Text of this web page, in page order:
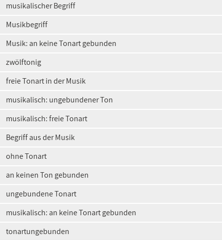
musikalischer Begriff
Musikbegriff
Musik: an keine Tonart gebunden
zwölftonig
freie Tonart in der Musik
musikalisch: ungebundener Ton
musikalisch: freie Tonart
Begriff aus der Musik
ohne Tonart
an keinen Ton gebunden
ungebundene Tonart
musikalisch: an keine Tonart gebunden
tonartungebunden